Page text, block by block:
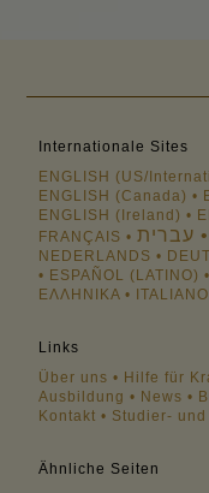
Internationale Sites
ENGLISH (US/
ENGLISH (Canada)
ENGLISH (Ireland)
FRANÇAIS
עברית
NEDERLANDS
ESPAÑOL (LATINO)
ΕΛΛΗΝΙΚA
ITALIANO
Links
Über uns
Hilfe für
Ausbildung
News
Kontakt
Studier-
Ähnliche Seiten